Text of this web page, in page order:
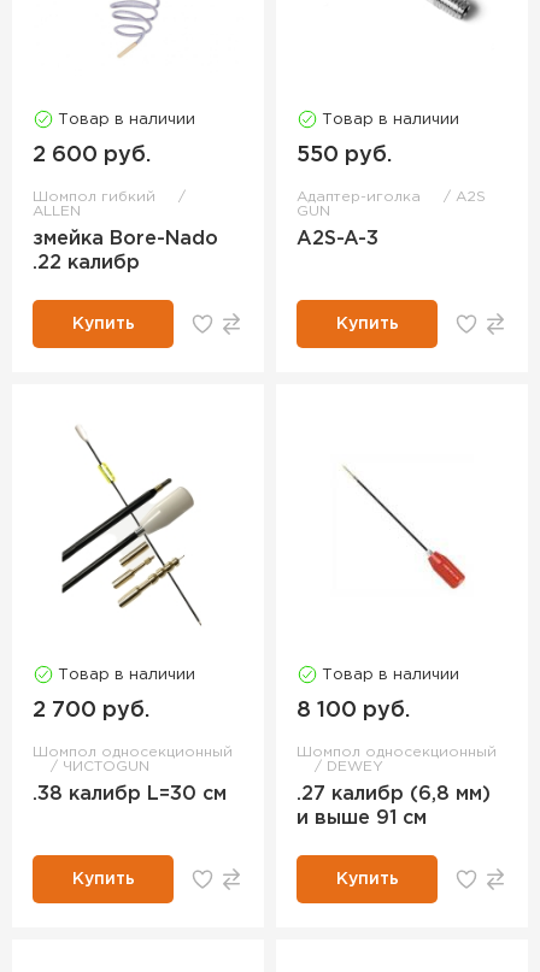
Товар в наличии
2 600 руб.
Шомпол гибкий
ALLEN
змейка Bore-Nado
.22 калибр
Купить
Товар в наличии
550 руб.
Адаптер-иголка
A2S
GUN
A2S-A-3
Купить
Товар в наличии
2 700 руб.
Шомпол односекционный
ЧИСТОGUN
.38 калибр L=30 см
Купить
Товар в наличии
8 100 руб.
Шомпол односекционный
DEWEY
.27 калибр (6,8 мм)
и выше 91 см
Купить